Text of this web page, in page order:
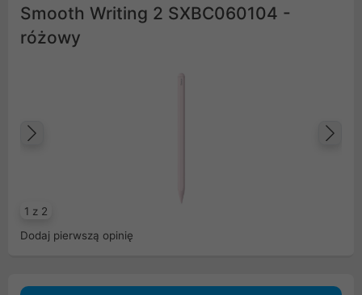
Smooth Writing 2 SXBC060104 -
różowy
1 z 2
Dodaj pierwszą opinię